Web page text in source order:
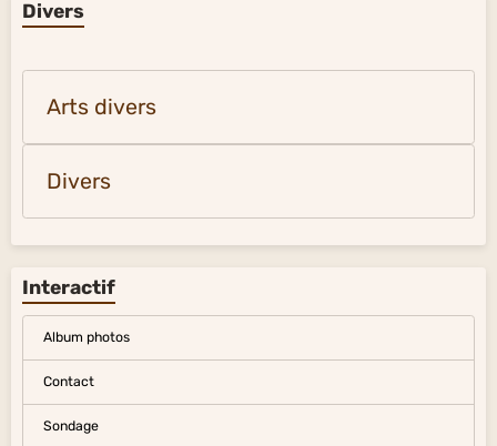
Divers
Arts divers
Divers
Interactif
Album photos
Contact
Sondage